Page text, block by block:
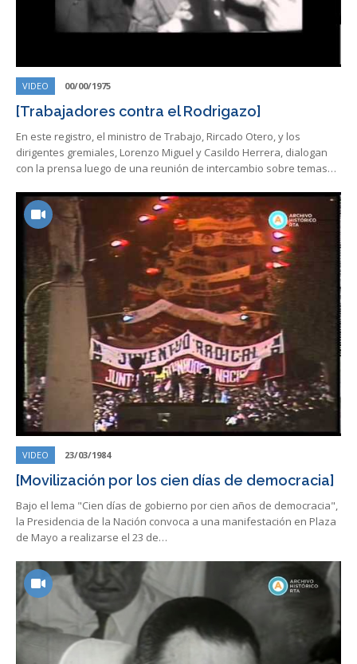
VIDEO 00/00/1975
[Trabajadores contra el Rodrigazo]
En este registro, el ministro de Trabajo, Rircado Otero, y los
dirigentes gremiales, Lorenzo Miguel y Casildo Herrera, dialogan
con la prensa luego de una reunión de intercambio sobre temas…
VIDEO 23/03/1984
[Movilización por los cien días de democracia]
Bajo el lema "Cien días de gobierno por cien años de democracia",
la Presidencia de la Nación convoca a una manifestación en Plaza
de Mayo a realizarse el 23 de…